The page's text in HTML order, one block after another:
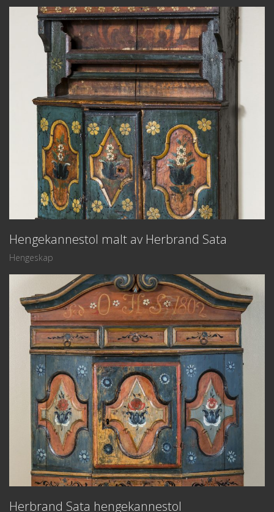
Hengekannestol malt av Herbrand Sata
Hengeskap
Herbrand Sata hengekannestol